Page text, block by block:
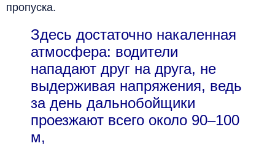
пропуска.
Здесь достаточно накаленная
атмосфера: водители
нападают друг на друга, не
выдерживая напряжения, ведь
за день дальнобойщики
проезжают всего около 90–100
м,